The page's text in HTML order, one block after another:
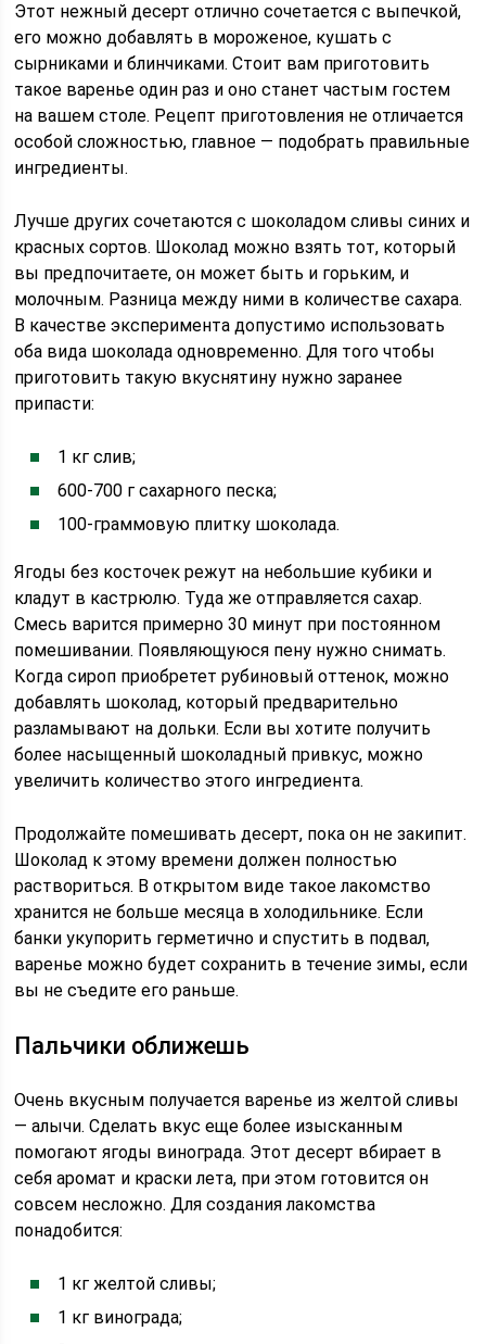
Этот нежный десерт отлично сочетается с выпечкой,
его можно добавлять в мороженое, кушать с
сырниками и блинчиками. Стоит вам приготовить
такое варенье один раз и оно станет частым гостем
на вашем столе. Рецепт приготовления не отличается
особой сложностью, главное — подобрать правильные
ингредиенты.
Лучше других сочетаются с шоколадом сливы синих и
красных сортов. Шоколад можно взять тот, который
вы предпочитаете, он может быть и горьким, и
молочным. Разница между ними в количестве сахара.
В качестве эксперимента допустимо использовать
оба вида шоколада одновременно. Для того чтобы
приготовить такую вкуснятину нужно заранее
припасти:
1 кг слив;
600-700 г сахарного песка;
100-граммовую плитку шоколада.
Ягоды без косточек режут на небольшие кубики и
кладут в кастрюлю. Туда же отправляется сахар.
Смесь варится примерно 30 минут при постоянном
помешивании. Появляющуюся пену нужно снимать.
Когда сироп приобретет рубиновый оттенок, можно
добавлять шоколад, который предварительно
разламывают на дольки. Если вы хотите получить
более насыщенный шоколадный привкус, можно
увеличить количество этого ингредиента.
Продолжайте помешивать десерт, пока он не закипит.
Шоколад к этому времени должен полностью
раствориться. В открытом виде такое лакомство
хранится не больше месяца в холодильнике. Если
банки укупорить герметично и спустить в подвал,
варенье можно будет сохранить в течение зимы, если
вы не съедите его раньше.
Пальчики оближешь
Очень вкусным получается варенье из желтой сливы
— алычи. Сделать вкус еще более изысканным
помогают ягоды винограда. Этот десерт вбирает в
себя аромат и краски лета, при этом готовится он
совсем несложно. Для создания лакомства
понадобится:
1 кг желтой сливы;
1 кг винограда;